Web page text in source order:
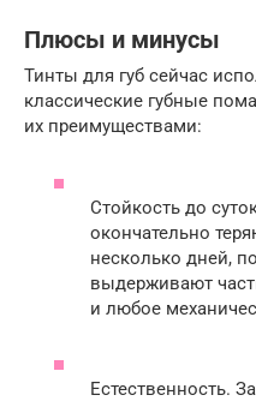
Плюсы и минусы
Тинты для губ сейчас
классические губные
их преимуществами:
Стойкость до
окончательно
несколько дней,
выдерживают
и любое
Естественность.